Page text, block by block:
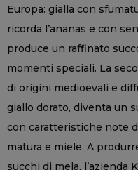
Europa: gialla con
ricorda l’ananas e con
produce un raffinato
momenti speciali. La
di origini medioevali e
giallo dorato, diventa un
con caratteristiche note
matura e miele. A
succhi di mela, l’azienda